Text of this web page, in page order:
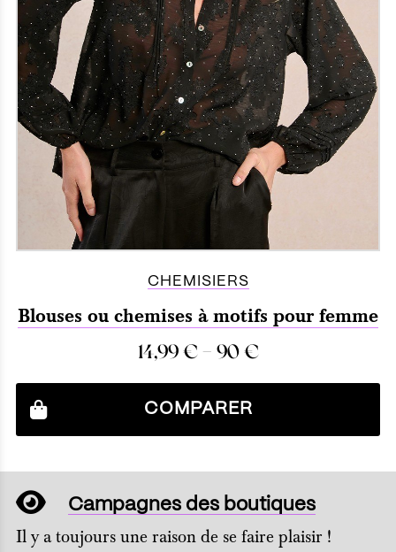
CHEMISIERS
Blouses ou chemises à motifs pour femme
14,99€– 90€
COMPARER
Campagnes des boutiques
Il y a toujours une raison de se faire plaisir !